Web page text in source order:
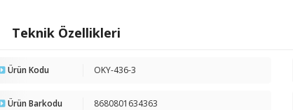
Teknik Özellikleri
Ürün Kodu OKY-436-3
Ürün Barkodu 8680801634363